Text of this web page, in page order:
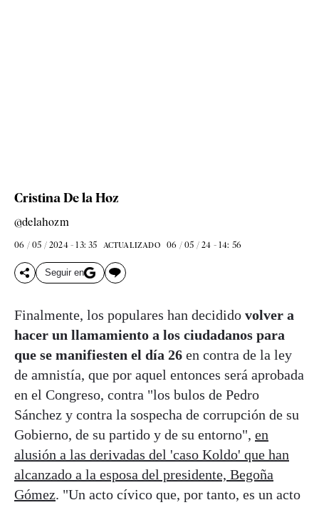
Cristina De la Hoz
@delahozm
06 / 05 / 2024 - 13: 35 ACTUALIZADO 06 / 05 / 24 - 14: 56
Seguir en
Finalmente, los populares han decidido volver a
hacer un llamamiento a los ciudadanos para
que se manifiesten el día 26 en contra de la ley
de amnistía, que por aquel entonces será aprobada
en el Congreso, contra "los bulos de Pedro
Sánchez y contra la sospecha de corrupción de su
Gobierno, de su partido y de su entorno", en
alusión a las derivadas del 'caso Koldo' que han
alcanzado a la esposa del presidente, Begoña
Gómez. "Un acto cívico que, por tanto, es un acto